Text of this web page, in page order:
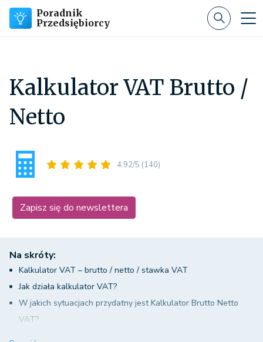
Poradnik
Przedsiębiorcy
Kalkulator VAT Brutto /
Netto
4.92/5 (140)
Zapisz się do newslettera
Na skróty:
Kalkulator VAT – brutto / netto / stawka VAT
Jak działa kalkulator VAT?
W jakich sytuacjach przydatny jest Kalkulator Brutto Netto
VAT?